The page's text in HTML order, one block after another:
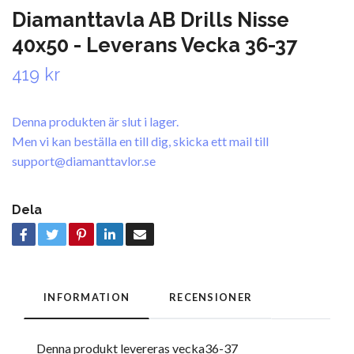
Diamanttavla AB Drills Nisse
40x50 - Leverans Vecka 36-37
419 kr
Denna produkten är slut i lager.
Men vi kan beställa en till dig, skicka ett mail till
support@diamanttavlor.se
Dela
INFORMATION RECENSIONER
Denna produkt levereras vecka36-37